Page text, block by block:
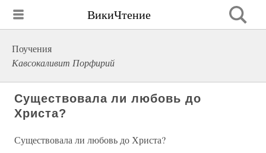
ВикиЧтение
Поучения
Кавсокаливит Порфирий
Существовала ли любовь до
Христа?
Существовала ли любовь до Христа?